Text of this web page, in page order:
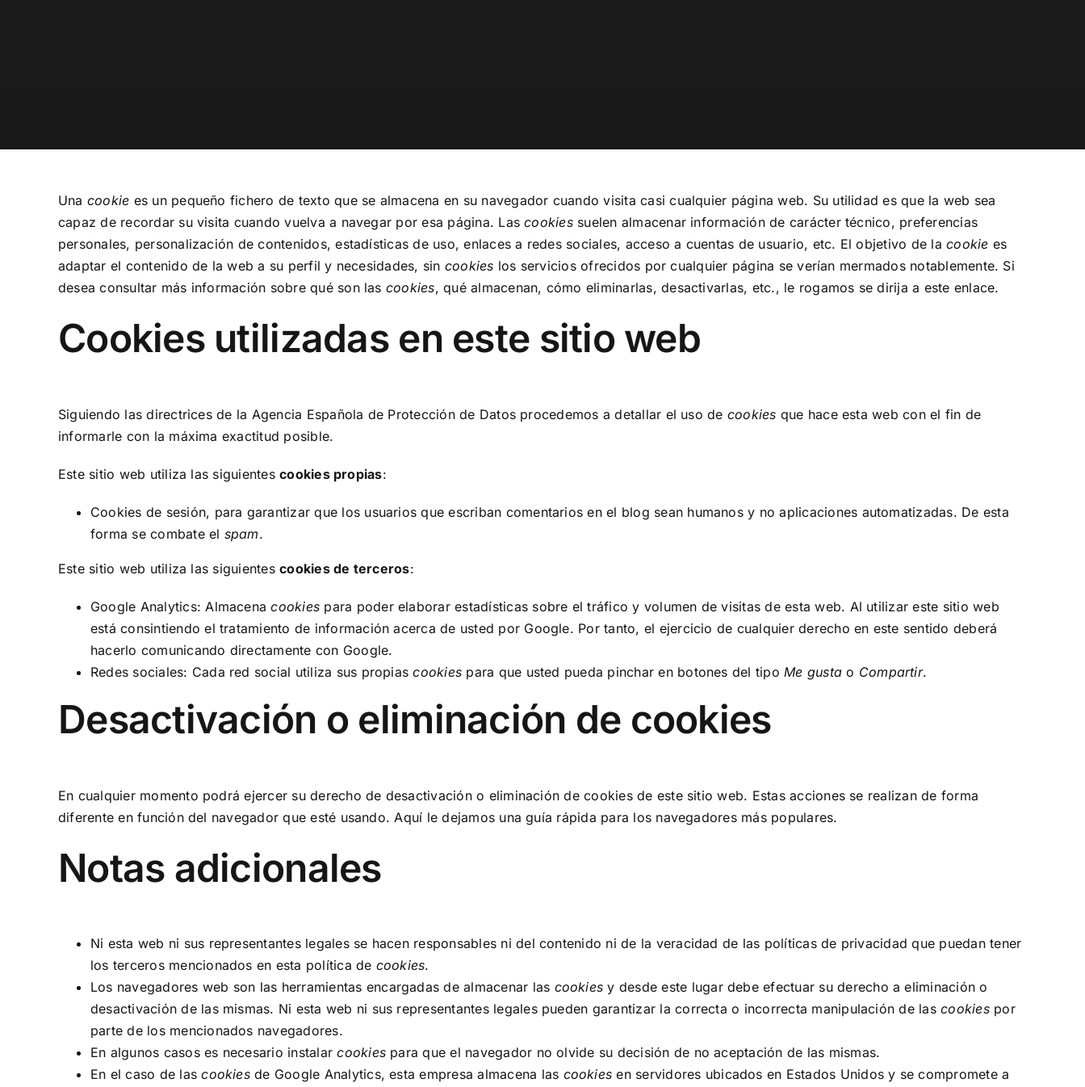
Una cookie es un pequeño fichero de texto que se almacena en su navegador cuando visita casi cualquier página web. Su utilidad es que la web sea
capaz de recordar su visita cuando vuelva a navegar por esa página. Lascookiessuelen almacenar información de carácter técnico, preferencias
personales, personalización de contenidos, estadísticas de uso, enlaces a redes sociales, acceso a cuentas de usuario, etc. El objetivo de lacookie es
adaptar el contenido de la web a su perfil y necesidades, sin cookies los servicios ofrecidos por cualquier página se verían mermados notablemente. Si
desea consultar más información sobre qué son las cookies, qué almacenan, cómo eliminarlas, desactivarlas, etc., le rogamos se dirija a este enlace.
Cookies utilizadas en este sitio web
Siguiendo las directrices de la Agencia Española de Protección de Datos procedemos a detallar el uso de cookies que hace esta web con el fin de
informarle con la máxima exactitud posible.
Este sitio web utiliza las siguientescookies propias:
Cookies de sesión, para garantizar que los usuarios que escriban comentarios en el blog sean humanos y no aplicaciones automatizadas. De esta
forma se combate el spam.
Este sitio web utiliza las siguientescookies de terceros:
Google Analytics: Almacenacookies para poder elaborar estadísticas sobre el tráfico y volumen de visitas de esta web. Al utilizar este sitio web
está consintiendo el tratamiento de información acerca de usted por Google. Por tanto, el ejercicio de cualquier derecho en este sentido deberá
hacerlo comunicando directamente con Google.
Redes sociales: Cada red social utiliza sus propiascookies para que usted pueda pinchar en botones del tipo Me gusta o Compartir.
Desactivación o eliminación de cookies
En cualquier momento podrá ejercer su derecho de desactivación o eliminación de cookies de este sitio web. Estas acciones se realizan de forma
diferente en función del navegador que esté usando. Aquí le dejamos una guía rápida para los navegadores más populares.
Notas adicionales
Ni esta web ni sus representantes legales se hacen responsables ni del contenido ni de la veracidad de las políticas de privacidad que puedan tener
los terceros mencionados en esta política de cookies.
Los navegadores web son las herramientas encargadas de almacenar las cookies y desde este lugar debe efectuar su derecho a eliminación o
desactivación de las mismas. Ni esta web ni sus representantes legales pueden garantizar la correcta o incorrecta manipulación de lascookiespor
parte de los mencionados navegadores.
En algunos casos es necesario instalarcookies para que el navegador no olvide su decisión de no aceptación de las mismas.
En el caso de lascookiesde Google Analytics, esta empresa almacena las cookies en servidores ubicados en Estados Unidos y se compromete a